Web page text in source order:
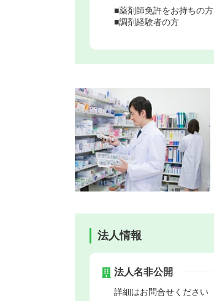
■薬剤師免許をお持ちの方
■調剤経験者の方
法人情報
法人名非公開
詳細はお問合せください